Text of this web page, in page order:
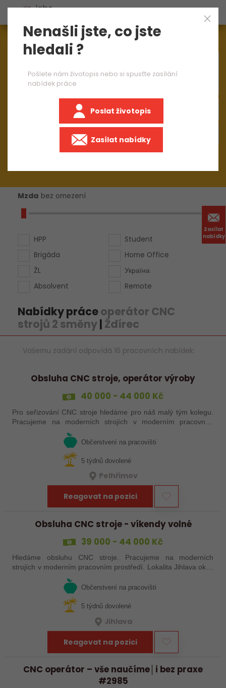
Zasílat
nabídky
Aktuálně1545nabídek práce
Mzda bez omezení
HPP
Brigáda
ŽL
Absolvent
Student
Home Office
Україна
Remote
Nabídky práceoperátor CNC
strojů 2 směny| Ždírec
Vašemu zadání odpovídá 16 pracovních nabídek:
Obsluha CNC stroje, operátor výroby
40 000 - 44 000 Kč
Pro seřizování CNC stroje hledáme pro náš malý tým kolegu.
Pracujeme na moderních strojích v moderním pracovním
prostředí. Pracovistě 5 km od Jihlavy.
Občerstvení na pracovišti
5 týdnů dovolené
Pelhřimov
Reagovat na pozici
Obsluha CNC stroje - víkendy volné
39 000 - 44 000 Kč
Hledáme obsluhu CNC stroje. Pracujeme na moderních
strojích v moderním pracovním prostředí. Lokalita Jihlava okolí
Občerstvení na pracovišti
5 týdnů dovolené
Jihlava
Reagovat na pozici
CNC operátor – vše naučíme│i bez praxe
#2985
Nenašli jste, co jste
hledali ?
Pošlete nám životopis nebo si spusťte zasílání
nabídek práce
Poslat životopis
Zasílat nabídky